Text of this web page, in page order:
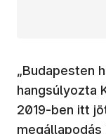
„Budapesten
hangsúlyozta
2019-ben itt
megállapodás